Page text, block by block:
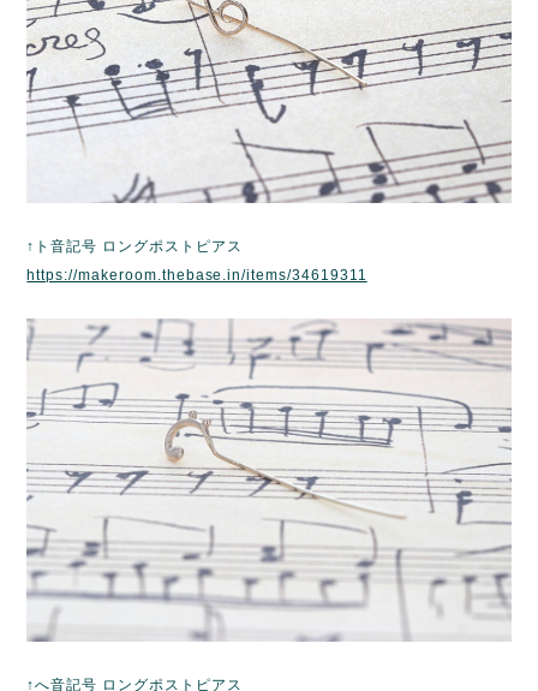
↑ト音記号 ロングポストピアス
https://makeroom.thebase.in/items/34619311
↑へ音記号 ロングポストピアス